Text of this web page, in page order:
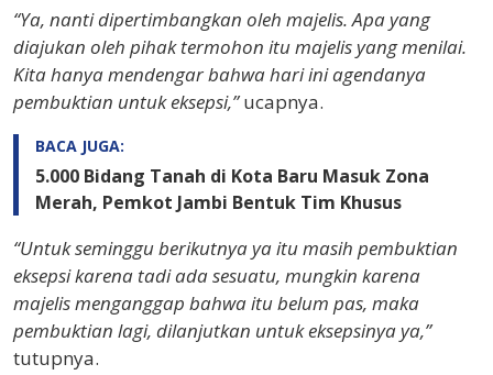
“Ya, nanti dipertimbangkan oleh majelis. Apa yang
diajukan oleh pihak termohon itu majelis yang menilai.
Kita hanya mendengar bahwa hari ini agendanya
pembuktian untuk eksepsi,”ucapnya.
BACA JUGA:
5.000 Bidang Tanah di Kota Baru Masuk Zona
Merah, Pemkot Jambi Bentuk Tim Khusus
“Untuk seminggu berikutnya ya itu masih pembuktian
eksepsi karena tadi ada sesuatu, mungkin karena
majelis menganggap bahwa itu belum pas, maka
pembuktian lagi, dilanjutkan untuk eksepsinya ya,”
tutupnya.